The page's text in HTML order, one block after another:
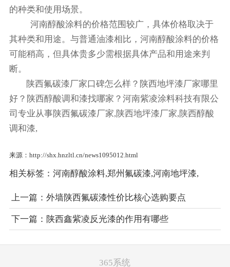
的种类和使用场景。
河南醇酸涂料的价格范围较广，具体价格取决于
其种类和用途。与普通油漆相比，河南醇酸涂料的价格
可能稍高，但具体贵多少需根据具体产品和用途来判
断。
陕西氟碳漆厂家口碑怎么样？陕西地坪漆厂家哪里
好？陕西醇酸调和漆找哪家？河南紫凌涂料科技有限公
司专业从事陕西氟碳漆厂家,陕西地坪漆厂家,陕西醇酸
调和漆,
来源：http://shx.hnzltl.cn/news1095012.html
相关标签： 河南醇酸涂料,郑州氟碳漆,河南地坪漆,
上一篇： 外墙陕西氟碳漆性价比核心选购要点
下一篇： 陕西鑫紫凌反光漆的作用有哪些
365系统